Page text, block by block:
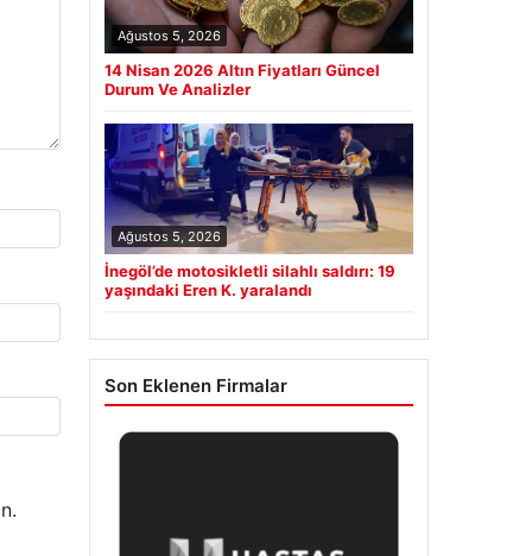
Ağustos 5, 2026
14 Nisan 2026 Altın Fiyatları Güncel
Durum Ve Analizler
Ağustos 5, 2026
İnegöl’de motosikletli silahlı saldırı: 19
yaşındaki Eren K. yaralandı
Son Eklenen Firmalar